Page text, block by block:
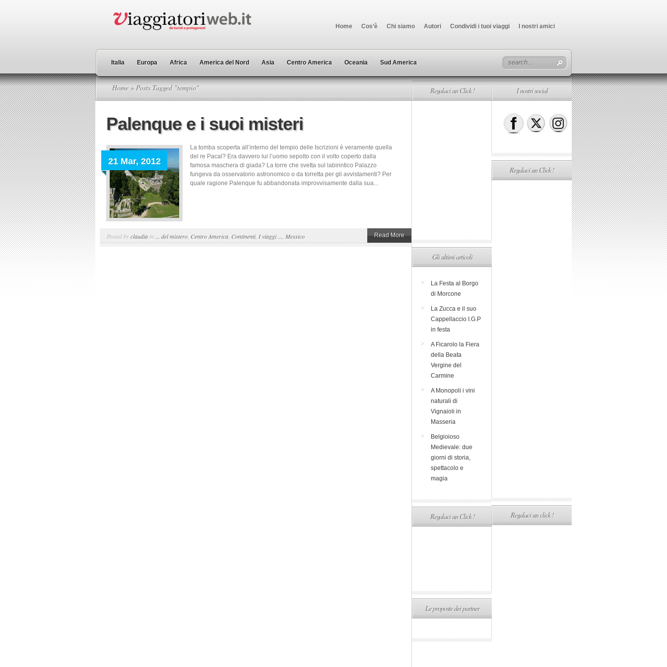
Home Cos’è Chi siamo Autori Condividi i tuoi viaggi I nostri amici
Italia Europa Africa America del Nord Asia Centro America Oceania Sud America
Home » Posts Tagged "tempio"
Palenque e i suoi misteri
21 Mar, 2012
La tomba scoperta all’interno del tempio delle Iscrizioni è veramente quella
del re Pacal? Era davvero lui l’uomo sepolto con il volto coperto dalla
famosa maschera di giada? La torre che svetta sul labirintico Palazzo
fungeva da osservatorio astronomico o da torretta per gli avvistamenti? Per
quale ragione Palenque fu abbandonata improvvisamente dalla sua...
Posted byclaudia in ... del mistero Centro America Continenti, I viaggi ... Messico Read More
Regalaci un Click !
Gli ultimi articoli
La Festa al Borgo
di Morcone
La Zucca e il suo
Cappellaccio I.G.P
in festa
A Ficarolo la Fiera
della Beata
Vergine del
Carmine
A Monopoli i vini
naturali di
Vignaioli in
Masseria
Belgioioso
Medievale: due
giorni di storia,
spettacolo e
magia
Regalaci un Click !
Le proposte dei partner
I nostri social
Regalaci un Click !
Regalaci un click !